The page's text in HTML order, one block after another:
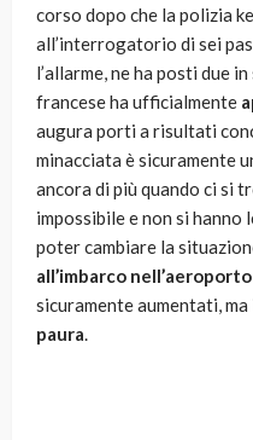
corso dopo che la polizia
all’interrogatorio di sei
l’allarme, ne ha posti due
francese ha ufficialmente
augura porti a risultati
minacciata è sicuramente
ancora di più quando ci si
impossibile e non si
poter cambiare la
all’imbarco nell’aeroporto
sicuramente aumentati,
paura.